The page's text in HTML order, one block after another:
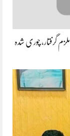
گرفتار، چوری شدہ